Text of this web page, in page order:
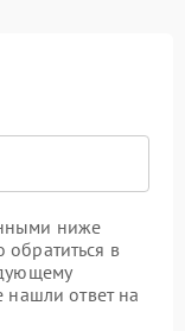
ниже
в
нашли ответ на